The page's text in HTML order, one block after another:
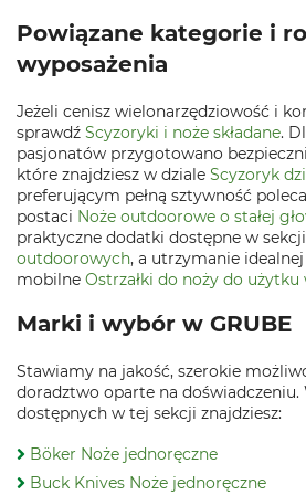
Powiązane kategorie i
wyposażenia
Jeżeli cenisz wielonarzędziowość i
sprawdź Scyzoryki i noże składane.
pasjonatów przygotowano
które znajdziesz w dziale Scyzoryk
preferującym pełną sztywność
postaci Noże outdoorowe o stałej
praktyczne dodatki dostępne w sekcji
outdoorowych, a utrzymanie
mobilne Ostrzałki do noży do użytku
Marki i wybór w GRUBE
Stawiamy na jakość, szerokie
doradztwo oparte na
dostępnych w tej sekcji znajdziesz:
Böker Noże jednoręczne
Buck Knives Noże jednoręczne